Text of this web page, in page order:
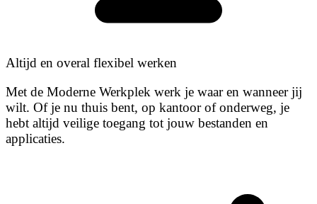
Altijd en overal flexibel werken
Met de Moderne Werkplek werk je waar en wanneer jij
wilt. Of je nu thuis bent, op kantoor of onderweg, je
hebt altijd veilige toegang tot jouw bestanden en
applicaties.